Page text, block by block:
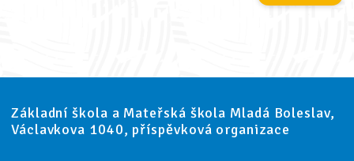
Základní škola a Mateřská škola Mladá Boleslav,
Václavkova 1040, příspěvková organizace